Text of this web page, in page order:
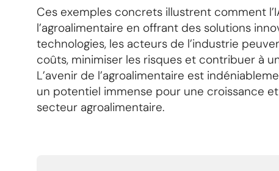
Ces exemples concrets illustrent comment
l’agroalimentaire en offrant des solutions
technologies, les acteurs de l’industrie
coûts, minimiser les risques et contribuer à
L’avenir de l’agroalimentaire est
un potentiel immense pour une croissance
secteur agroalimentaire.